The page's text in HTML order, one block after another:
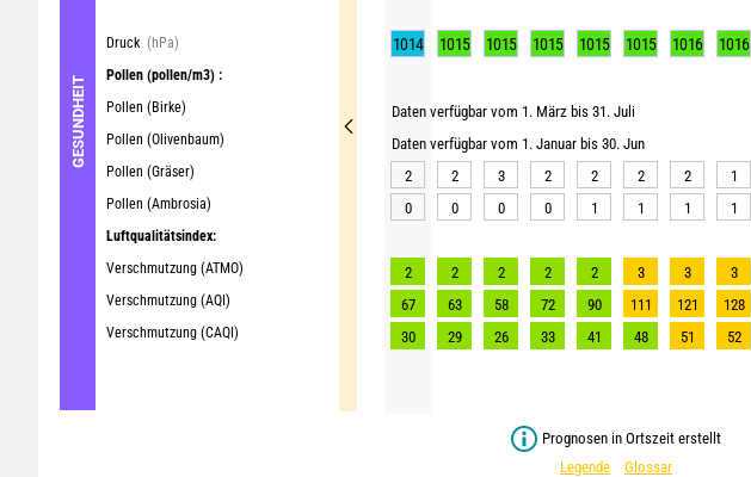
GESUNDHEIT
Druck (hPa)
Pollen (pollen/m3) :
Pollen (Birke)
Pollen (Olivenbaum)
Pollen (Gräser)
Pollen (Ambrosia)
Luftqualitätsindex:
Verschmutzung (ATMO)
Verschmutzung (AQI)
Verschmutzung (CAQI)
1014 1015 1015 1015 1015 1015 1016 1016
Daten verfügbar vom 1. März bis 31. Juli
Daten verfügbar vom 1. Januar bis 30. Jun
2
2 3 2 2 2 2 1
0
0 0 0 1 1 1 1
2 2 2 2 2 3 3 3
67
63 58 72 90 111 121 128
30
29 26 33 41 48 51 52
Prognosen in Ortszeit erstellt
Legende
Glossar